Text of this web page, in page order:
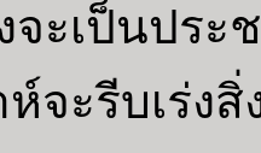
ะเป็นประ
จะรีบเร่ง